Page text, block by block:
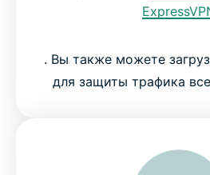
. Вы также можете
для защиты трафика